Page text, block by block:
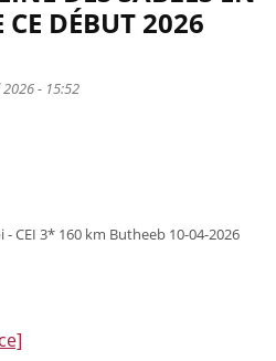
DÉBUT 2026
- 15:52
CEI 3* 160 km Butheeb 10-04-2026